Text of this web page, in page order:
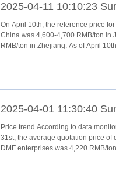
2025-04-11 10:10:23
On April 10th, the reference price
China was 4,600-4,700 RMB/ton in
RMB/ton in Zhejiang. As of April
2025-04-01 11:30:40
Price trend According to data monitored by SunSirs, as of March
31st, the average quotation price of
DMF enterprises was 4,220 RMB/